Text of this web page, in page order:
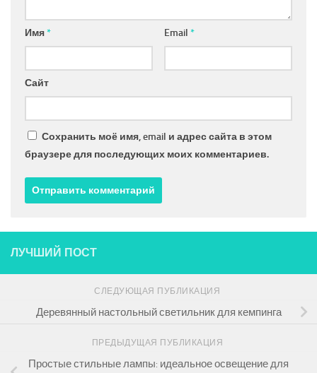
Имя* Email *
Сайт
Сохранить моё имя, email и адрес сайта в этом
браузере для последующих моих комментариев.
ЛУЧШИЙ ПОСТ
СЛЕДУЮЩАЯ ПУБЛИКАЦИЯ
Деревянный настольный светильник для кемпинга
ПРЕДЫДУЩАЯ ПУБЛИКАЦИЯ
Простые стильные лампы: идеальное освещение для